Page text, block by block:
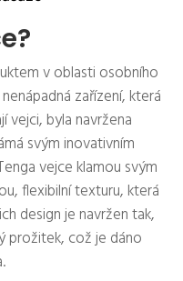
v oblasti osobního
zařízení, která
vejci, byla navržena
svým inovativním
vejce klamou svým
flexibilní texturu, která
design je navržen tak,
prožitek, což je dáno